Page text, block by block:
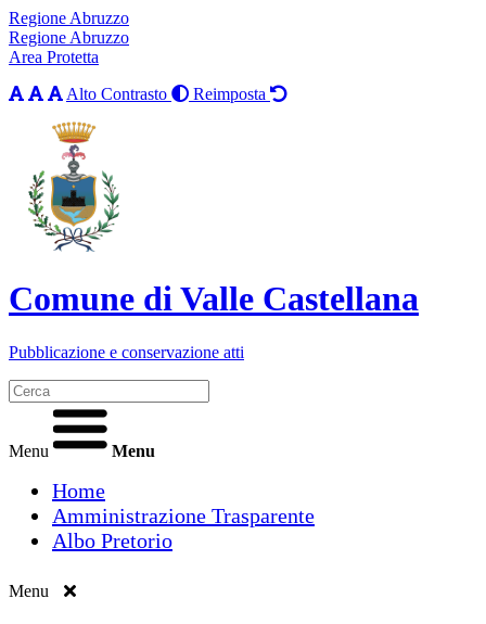
Regione Abruzzo
Regione Abruzzo
Area Protetta
Alto Contrasto
Reimposta
Comune di Valle Castellana
Pubblicazione e conservazione atti
Menu Menu
Home
Amministrazione Trasparente
Albo Pretorio
Menu